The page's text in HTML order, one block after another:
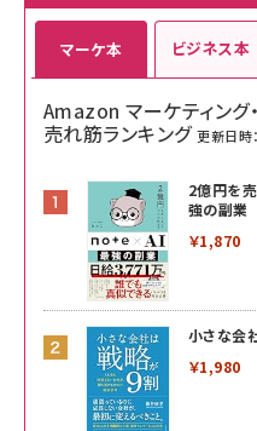
マーケ本
Amazon マーケティン
売れ筋ランキング 更新日時
2億円を
強の副業
￥1,870
小さな会
￥1,980
ビジネス本